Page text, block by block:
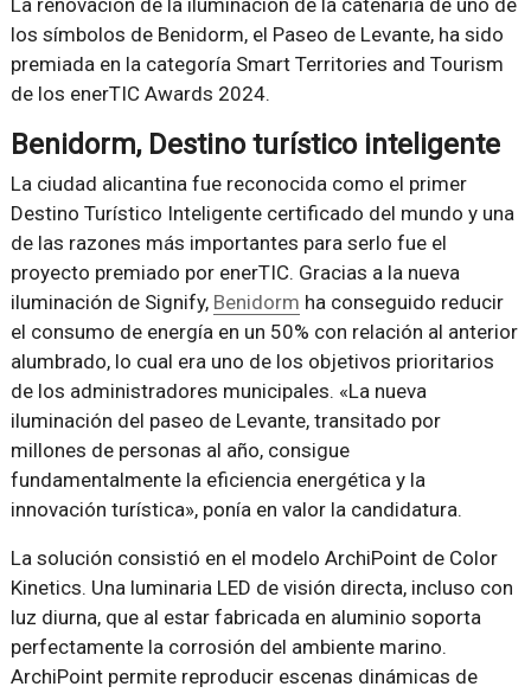
La renovación de la iluminación de la catenaria de uno de
los símbolos de Benidorm, el Paseo de Levante, ha sido
premiada en la categoría Smart Territories and Tourism
de los enerTIC Awards 2024.
Benidorm, Destino turístico inteligente
La ciudad alicantina fue reconocida como el primer
Destino Turístico Inteligente certificado del mundo y una
de las razones más importantes para serlo fue el
proyecto premiado por enerTIC. Gracias a la nueva
iluminación de Signify, Benidorm ha conseguido reducir
el consumo de energía en un 50% con relación al anterior
alumbrado, lo cual era uno de los objetivos prioritarios
de los administradores municipales. «La nueva
iluminación del paseo de Levante, transitado por
millones de personas al año, consigue
fundamentalmente la eficiencia energética y la
innovación turística», ponía en valor la candidatura.
La solución consistió en el modelo ArchiPoint de Color
Kinetics. Una luminaria LED de visión directa, incluso con
luz diurna, que al estar fabricada en aluminio soporta
perfectamente la corrosión del ambiente marino.
ArchiPoint permite reproducir escenas dinámicas de